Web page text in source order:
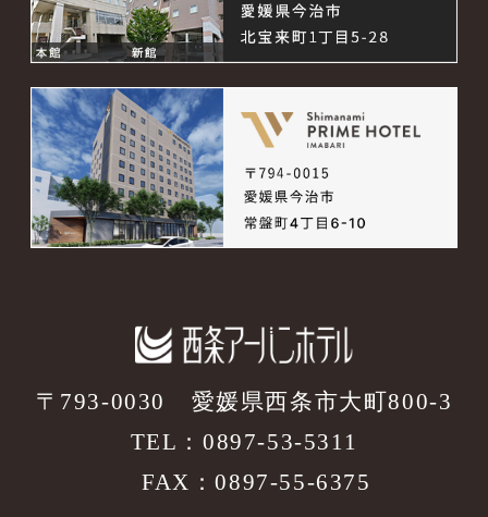
〒793-0030
愛媛県西条市大町800-3
TEL：0897-53-5311
FAX：0897-55-6375